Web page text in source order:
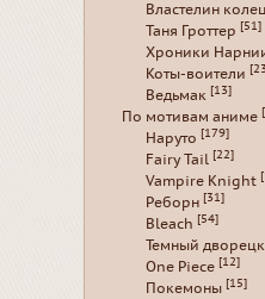
Властелин
Таня Гроттер [51]
Хроники
Коты-воители
Ведьмак [13]
По мотивам аниме
Наруто [179]
Fairy Tail [22]
Vampire Knight
Реборн [31]
Bleach [54]
Темный
One Piece [12]
Покемоны [15]